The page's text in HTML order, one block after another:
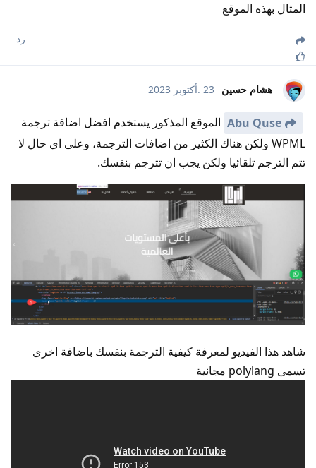
المثال بهذه الموقع
رد
هشام حسين 23 .أكتوبر 2023
Abu Quse الموقع المذكور يستخدم افضل اضافة ترجمة
WPML ولكن هناك الكثير من اضافات الترجمة، وعلى اي حال لا
تتم الترجم تلقائيا ولكن يجب ان تترجم بنفسك.
شاهد هذا الفيديو لمعرفة كيفية الترجمة بنفسك باضافة اخرى
تسمى polylang مجانية